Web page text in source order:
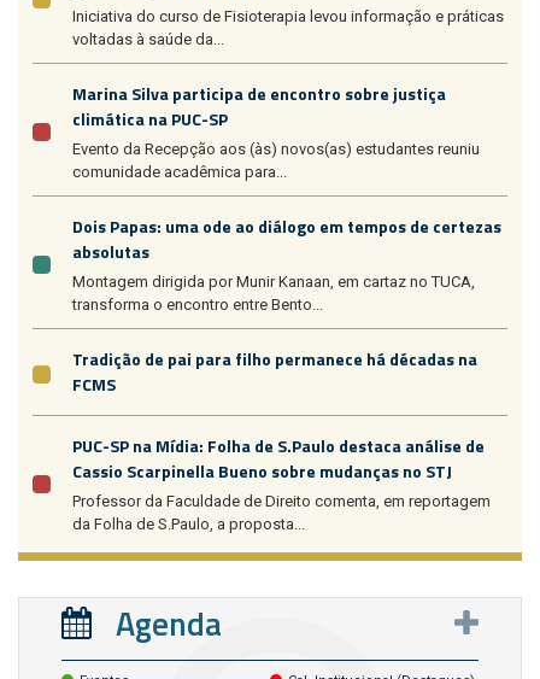
Iniciativa do curso de Fisioterapia levou informação e práticas
voltadas à saúde da...
Marina Silva participa de encontro sobre justiça
climática na PUC-SP
Evento da Recepção aos (às) novos(as) estudantes reuniu
comunidade acadêmica para...
Dois Papas: uma ode ao diálogo em tempos de certezas
absolutas
Montagem dirigida por Munir Kanaan, em cartaz no TUCA,
transforma o encontro entre Bento...
Tradição de pai para filho permanece há décadas na
FCMS
PUC-SP na Mídia: Folha de S.Paulo destaca análise de
Cassio Scarpinella Bueno sobre mudanças no STJ
Professor da Faculdade de Direito comenta, em reportagem
da Folha de S.Paulo, a proposta...
Agenda